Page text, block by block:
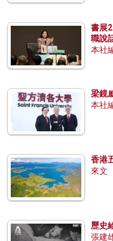
書展
職說
本社
梁鏡
本社
香港
來文
歷史
張建